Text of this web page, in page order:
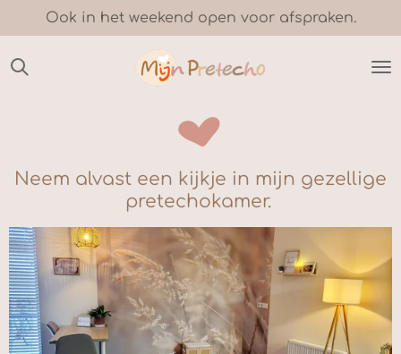
direct
naar
Ook in het weekend open voor afspraken.
Neem alvast een kijkje in mijn gezellige
pretechokamer.